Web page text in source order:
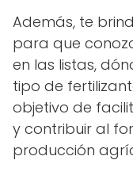
Además, te
para que
en las listas,
tipo de
objetivo de
y contribuir al
producción